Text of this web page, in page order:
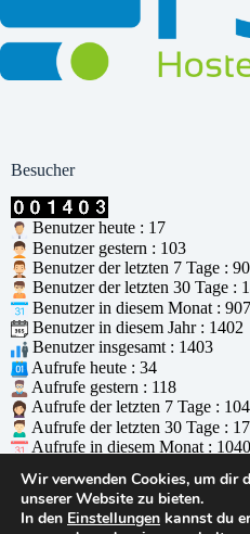
Besucher
Benutzer heute : 17
Benutzer gestern : 103
Benutzer der letzten 7 Tage :
Benutzer der letzten 30 Tage :
Benutzer in diesem Monat : 907
Benutzer in diesem Jahr : 1402
Benutzer insgesamt : 1403
Aufrufe heute : 34
Aufrufe gestern : 118
Aufrufe der letzten 7 Tage :
Aufrufe der letzten 30 Tage :
Aufrufe in diesem Monat : 1040
Aufrufe insgesamt : 1763
Wer ist online : 0
Unterstützt durchWPS Visitor Counter
Wir verwenden Cookies, um dir
unserer Website zu bieten.
In den Einstellungen kannst du